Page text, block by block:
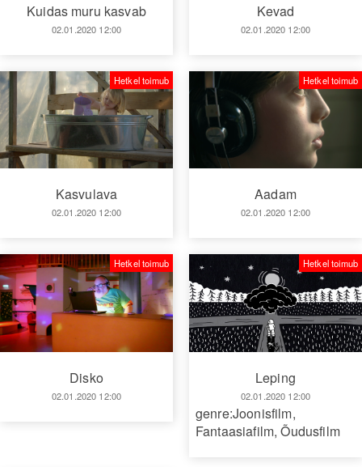
Kuidas muru kasvab
02.01.2020 12:00
Kevad
02.01.2020 12:00
Kasvulava
02.01.2020 12:00
Hetkel toimub
Aadam
02.01.2020 12:00
Hetkel toimub
Disko
02.01.2020 12:00
Hetkel toimub
Leping
02.01.2020 12:00
Hetkel toimub
genre:Joonisfilm,
Fantaasiafilm,Õudusfilm